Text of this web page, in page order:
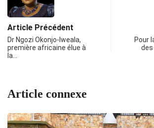
Article Précédent
Dr Ngozi Okonjo-Iweala,
première africaine élue à
la…
Pour
des
Article connexe